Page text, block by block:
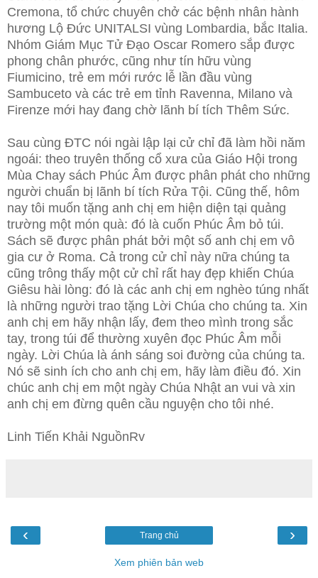
Cremona, tổ chức chuyên chở các bệnh nhân hành
hương Lộ Đức UNITALSI vùng Lombardia, bắc Italia.
Nhóm Giám Mục Tử Đạo Oscar Romero sắp được
phong chân phước, cũng như tín hữu vùng
Fiumicino, trẻ em mới rước lễ lần đầu vùng
Sambuceto và các trẻ em tỉnh Ravenna, Milano và
Firenze mới hay đang chờ lãnh bí tích Thêm Sức.
Sau cùng ĐTC nói ngài lập lại cử chỉ đã làm hồi năm
ngoái: theo truyên thống cổ xưa của Giáo Hội trong
Mùa Chay sách Phúc Âm được phân phát cho những
người chuẩn bị lãnh bí tích Rửa Tội. Cũng thế, hôm
nay tôi muốn tặng anh chị em hiện diện tại quảng
trường một món quà: đó là cuốn Phúc Âm bỏ túi.
Sách sẽ được phân phát bởi một số anh chị em vô
gia cư ở Roma. Cả trong cử chỉ này nữa chúng ta
cũng trông thấy một cử chỉ rất hay đẹp khiến Chúa
Giêsu hài lòng: đó là các anh chị em nghèo túng nhất
là những người trao tặng Lời Chúa cho chúng ta. Xin
anh chị em hãy nhận lấy, đem theo mình trong sắc
tay, trong túi để thường xuyên đọc Phúc Âm mỗi
ngày. Lời Chúa là ánh sáng soi đường của chúng ta.
Nó sẽ sinh ích cho anh chị em, hãy làm điều đó. Xin
chúc anh chị em một ngày Chúa Nhật an vui và xin
anh chị em đừng quên cầu nguyện cho tôi nhé.
Linh Tiến Khải NguồnRv
‹ ›
Trang chủ
Xem phiên bản web